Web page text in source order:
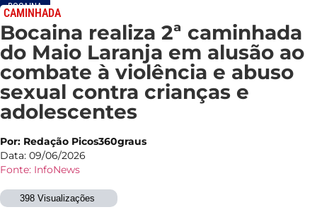
BOCAINA
CAMINHADA
Bocaina realiza 2ª caminhada
do Maio Laranja em alusão ao
combate à violência e abuso
sexual contra crianças e
adolescentes
Por: Redação Picos360graus
Data: 09/06/2026
Fonte: InfoNews
398 Visualizações